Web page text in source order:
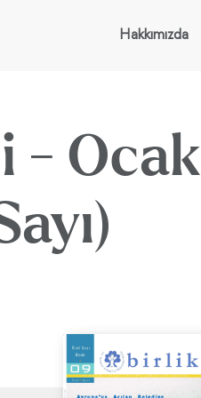
Hakkımızda
- Ocak